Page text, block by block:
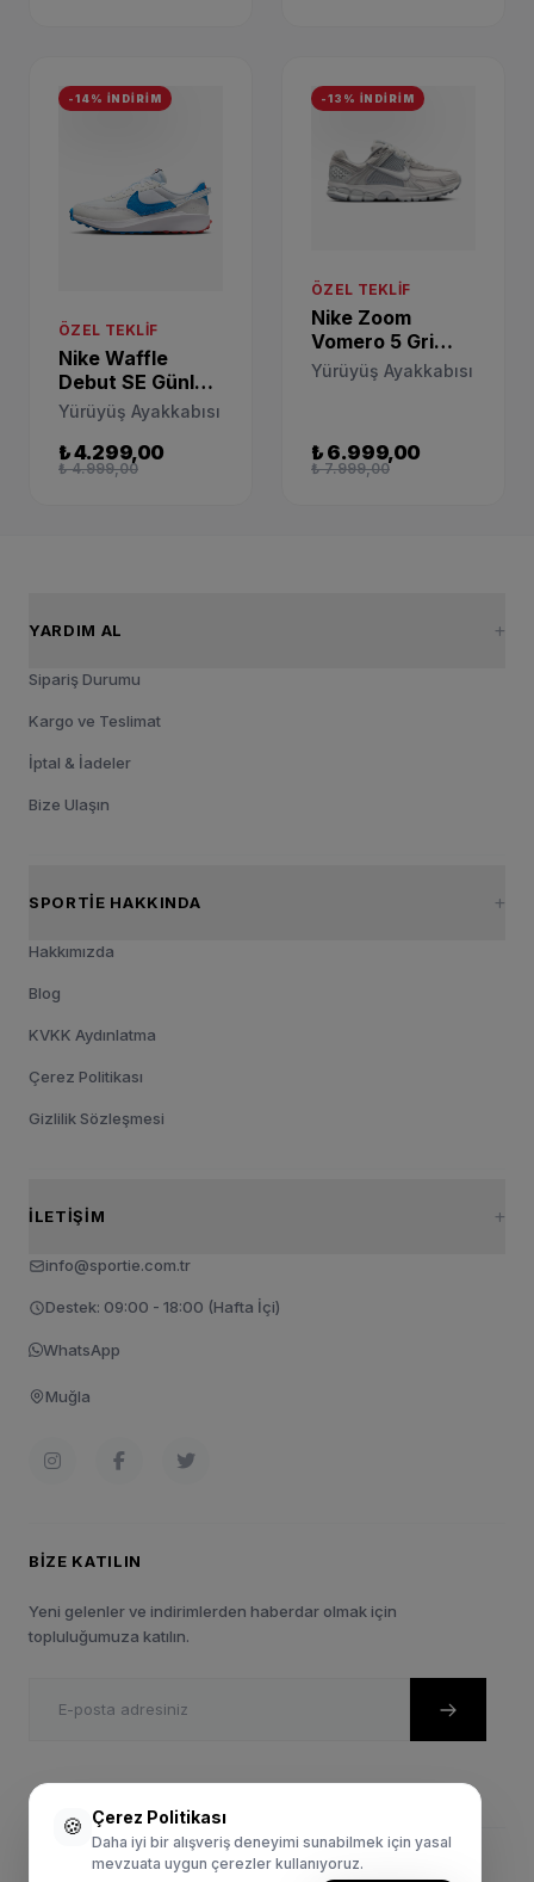
-14% İNDİRİM
ÖZEL TEKLIF
Nike Waffle
Debut SE Günlük
Spor Ayakkabı
Yürüyüş Ayakkabısı
₺ 4.299,00
₺ 4.999,00
-13% İNDİRİM
ÖZEL TEKLIF
Nike Zoom
Vomero 5 Gri
Spor Ayakkabı
HQ0458-001
Yürüyüş Ayakkabısı
₺ 6.999,00
₺ 7.999,00
YARDIM AL
Sipariş Durumu
Kargo ve Teslimat
İptal & İadeler
Bize Ulaşın
SPORTIE HAKKINDA
Hakkımızda
Blog
KVKK Aydınlatma
Çerez Politikası
Gizlilik Sözleşmesi
İLETIŞIM
info@sportie.com.tr
Destek: 09:00 - 18:00 (Hafta İçi)
WhatsApp
Muğla
BIZE KATILIN
Yeni gelenler ve indirimlerden haberdar olmak için
topluluğumuza katılın.
© 2024 Sportie.com.tr. Tüm Hakları Saklıdır.
🍪 Çerez Politikası
Daha iyi bir alışveriş deneyimi sunabilmek için yasal
mevzuata uygun çerezler kullanıyoruz.